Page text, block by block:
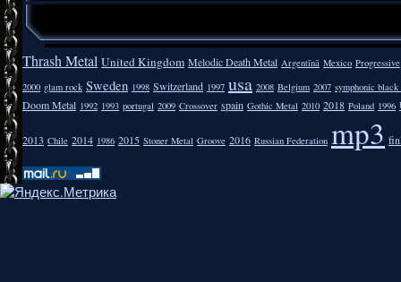
Thrash Metal United Kingdom Melodic Death Metal Argentīnā Mexico Progressive
2000 glam rock Sweden 1998 Switzerland 1997 usa 2008 Belgium 2007 symphonic
Doom Metal 1992 1993 portugal 2009 Crossover spain Gothic Metal 2010 2018 Poland 1996
2013 Chile 2014 1986 2015 Stoner Metal Groove 2016 Russian Federation mp3